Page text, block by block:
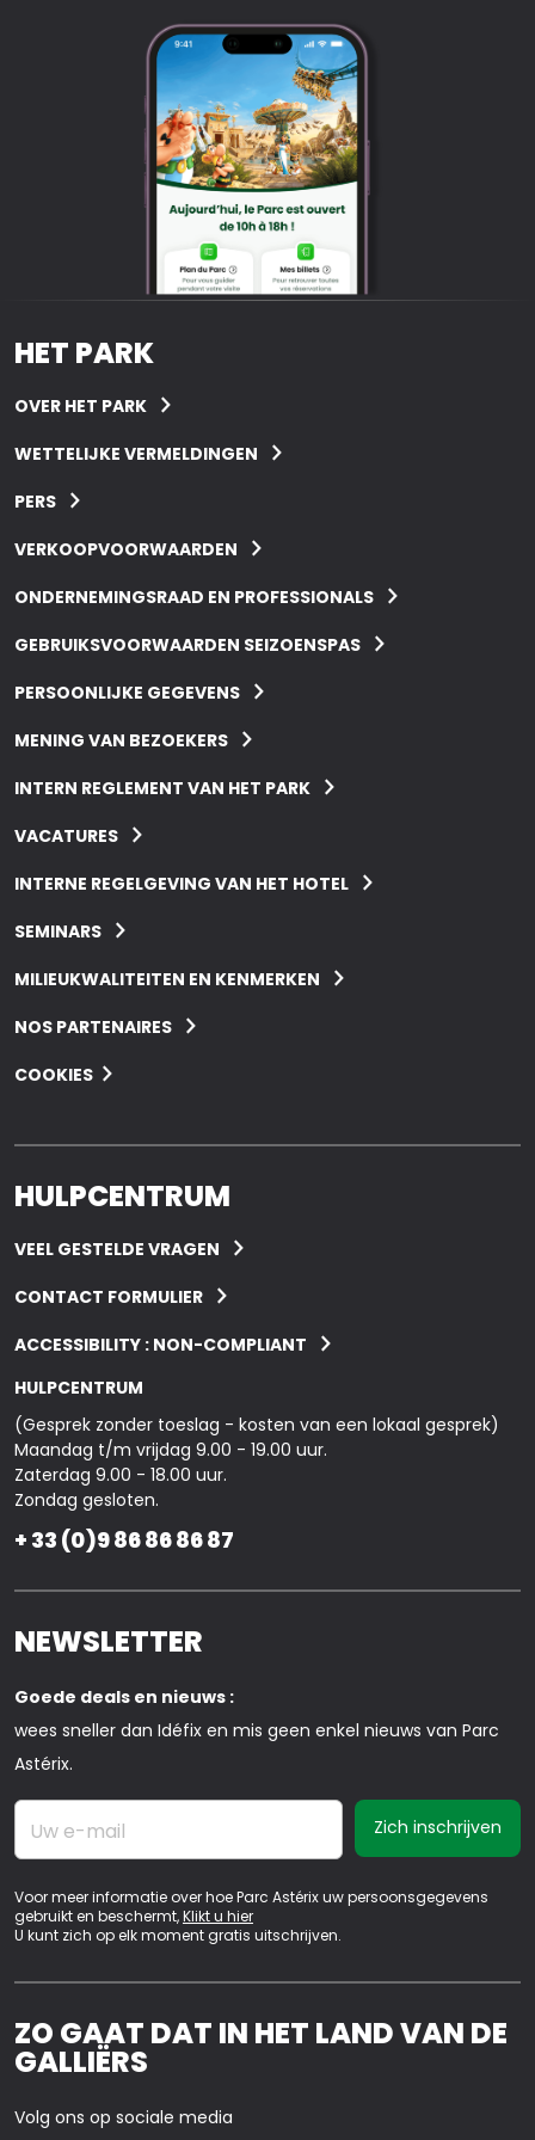
HET PARK
OVER HET PARK
WETTELIJKE VERMELDINGEN
PERS
VERKOOPVOORWAARDEN
ONDERNEMINGSRAAD EN PROFESSIONALS
GEBRUIKSVOORWAARDEN SEIZOENSPAS
PERSOONLIJKE GEGEVENS
MENING VAN BEZOEKERS
INTERN REGLEMENT VAN HET PARK
VACATURES
INTERNE REGELGEVING VAN HET HOTEL
SEMINARS
MILIEUKWALITEITEN EN KENMERKEN
NOS PARTENAIRES
COOKIES
HULPCENTRUM
VEEL GESTELDE VRAGEN
CONTACT FORMULIER
ACCESSIBILITY : NON-COMPLIANT
HULPCENTRUM
(Gesprek zonder toeslag - kosten van een lokaal gesprek)
Maandag t/m vrijdag 9.00 - 19.00 uur.
Zaterdag 9.00 - 18.00 uur.
Zondag gesloten.
+ 33 (0)9 86 86 86 87
ZO GAAT DAT IN HET LAND VAN DE
GALLIËRS
Volg ons op sociale media
NEWSLETTER
Goede deals en nieuws :
wees sneller dan Idéfix en mis geen enkel nieuws van Parc
Astérix.
Uw e-mail
Voor meer informatie over hoe Parc Astérix uw persoonsgegevens
gebruikt en beschermt,Klikt u hier
U kunt zich op elk moment gratis uitschrijven.